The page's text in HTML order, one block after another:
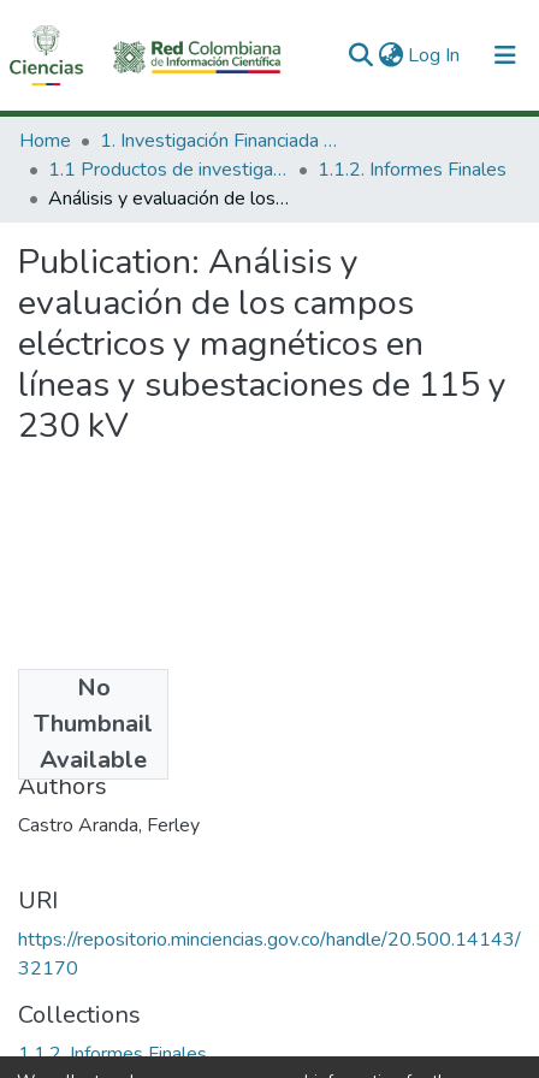
Log In (current)
Communities & Collections
All of DSpace
Home
1. Investigación Financiada con Recursos Públicos
1.1 Productos de investigación
1.1.2. Informes Finales
Análisis y evaluación de los campos eléctricos y magnéticos en líneas y subestaciones de 115 y 230 kV
Publication: Análisis y
evaluación de los campos
eléctricos y magnéticos en
líneas y subestaciones de 115 y
230 kV
No
Thumbnail
Available
2002
Authors
Castro Aranda, Ferley
URI
https://repositorio.minciencias.gov.co/handle/20.500.14143/
32170
Collections
1.1.2. Informes Finales